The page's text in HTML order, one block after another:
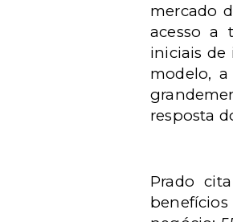
mercado
acesso a
iniciais de
modelo,
resposta
Prado